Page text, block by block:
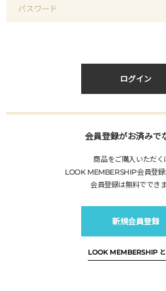
パスワード
ログイン
会員登録がお済みで
商品をご購入いただく
LOOK MEMBERSHIP会員登録
会員登録は無料でできま
新規会員登録
LOOK MEMBERSHIP